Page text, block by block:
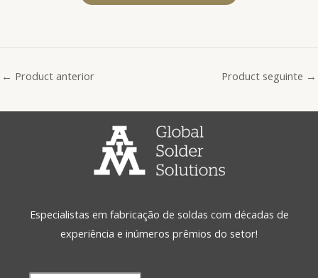
← Product anterior Product seguinte →
Especialistas em fabricação de soldas com décadas de
experiência e inúmeros prêmios do setor!